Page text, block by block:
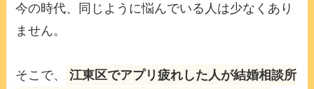
今の時代、同じように悩んでいる人は少なくあり
ません。
そこで、
江東区でアプリ疲れした人が結婚相談所